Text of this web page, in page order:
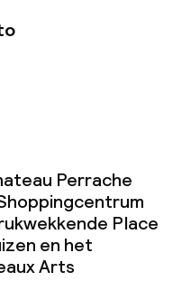
Perrache
Place
en het
Arts